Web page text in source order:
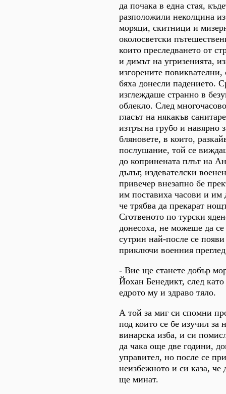
да почака в една стая,
разположили неколцина
моряци, скитници и
околосветски
които преследването от
и димът на угризенията,
изгорените
бяха донесли падението.
изглеждаше странно в
облекло. След
гласът на някакъв
изтръгна грубо и навярно
бляновете, в които,
послушание, той се
до копринената плът на
дълъг, издевателски
привечер внезапно бе
им поставиха часови и им
че трябва да прекарат
Сготвеното по турски
донесоха, не можеше да
сутрин най-после се
приключи военния
- Вие ще станете добър
Йохан Бенедикт, след
едрото му и здраво тяло.
А той за миг си спомни
под които се бе изучил за
винарска изба, и си
да чака още две години,
управител, но после се
неизбежното и си каза, че
ще минат.